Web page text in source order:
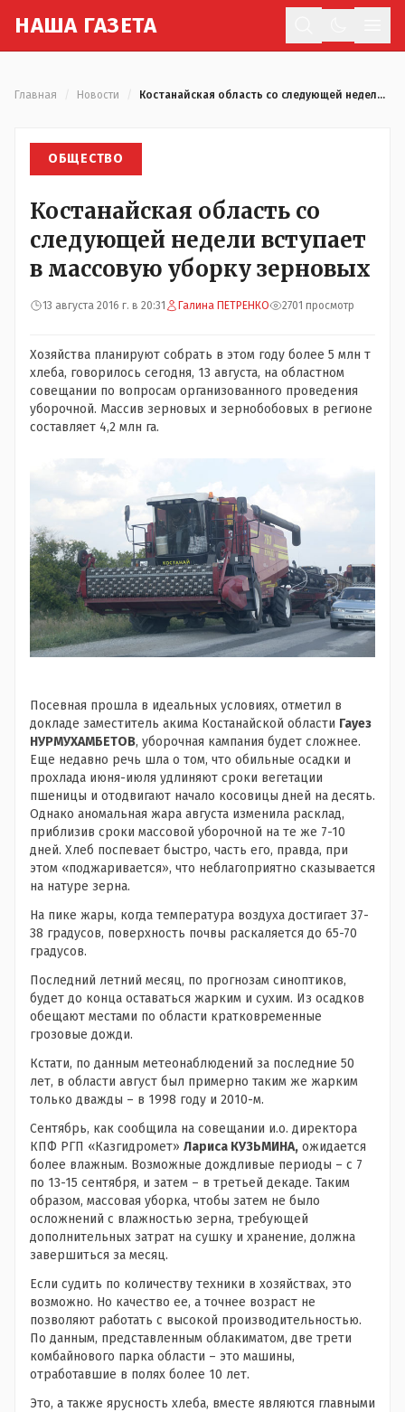
НАША ГАЗЕТА
Главная Новости Костанайская область со следующей недели вступает в массовую уборку зерновых
ОБЩЕСТВО
Костанайская область со
следующей недели вступает
в массовую уборку зерновых
13 августа 2016 г. в 20:31 Галина ПЕТРЕНКО 2701 просмотр
Хозяйства планируют собрать в этом году более 5 млн т
хлеба, говорилось сегодня, 13 августа, на областном
совещании по вопросам организованного проведения
уборочной. Массив зерновых и зернобобовых в регионе
составляет 4,2 млн га.
Посевная прошла в идеальных условиях, отметил в
докладе заместитель акима Костанайской области Гауез
НУРМУХАМБЕТОВ, уборочная кампания будет сложнее.
Еще недавно речь шла о том, что обильные осадки и
прохлада июня-июля удлиняют сроки вегетации
пшеницы и отодвигают начало косовицы дней на десять.
Однако аномальная жара августа изменила расклад,
приблизив сроки массовой уборочной на те же 7-10
дней. Хлеб поспевает быстро, часть его, правда, при
этом «поджаривается», что неблагоприятно сказывается
на натуре зерна.
На пике жары, когда температура воздуха достигает 37-
38 градусов, поверхность почвы раскаляется до 65-70
градусов.
Последний летний месяц, по прогнозам синоптиков,
будет до конца оставаться жарким и сухим. Из осадков
обещают местами по области кратковременные
грозовые дожди.
Кстати, по данным метеонаблюдений за последние 50
лет, в области август был примерно таким же жарким
только дважды – в 1998 году и 2010-м.
Сентябрь, как сообщила на совещании и.о. директора
КПФ РГП «Казгидромет» Лариса КУЗЬМИНА, ожидается
более влажным. Возможные дождливые периоды – с 7
по 13-15 сентября, и затем – в третьей декаде. Таким
образом, массовая уборка, чтобы затем не было
осложнений с влажностью зерна, требующей
дополнительных затрат на сушку и хранение, должна
завершиться за месяц.
Если судить по количеству техники в хозяйствах, это
возможно. Но качество ее, а точнее возраст не
позволяют работать с высокой производительностью.
По данным, представленным облакиматом, две трети
комбайнового парка области – это машины,
отработавшие в полях более 10 лет.
Это, а также ярусность хлеба, вместе являются главными